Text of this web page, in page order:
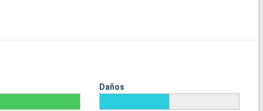
Daños